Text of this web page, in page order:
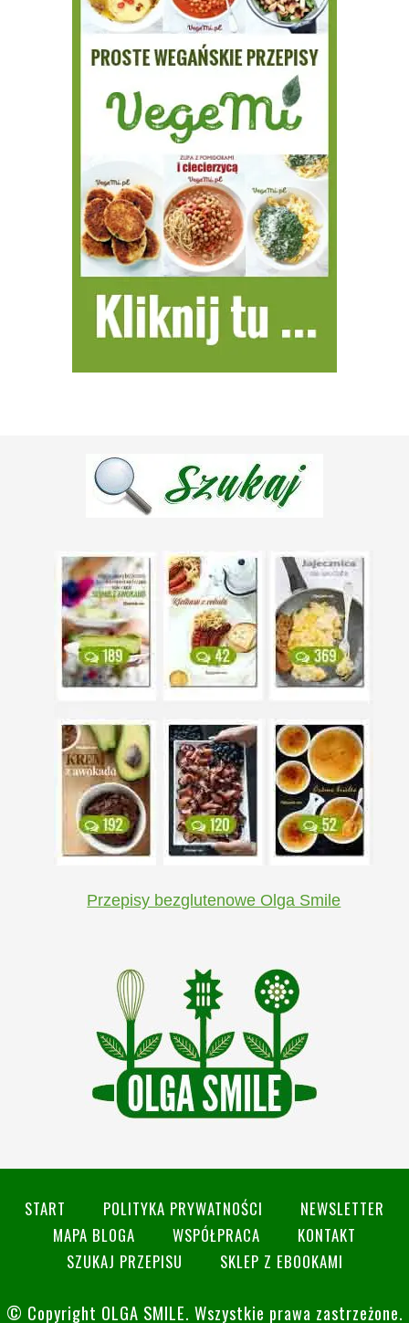
Przepisy bezglutenowe Olga Smile
START POLITYKA PRYWATNOŚCI
NEWSLETTER
MAPA BLOGA
WSPÓŁPRACA
KONTAKT
SZUKAJ PRZEPISU
SKLEP Z EBOOKAMI
© Copyright OLGA SMILE. Wszystkie prawa zastrzeżone.